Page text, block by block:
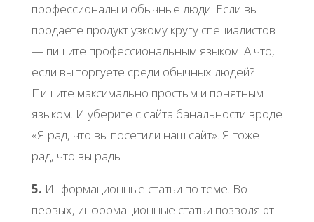
профессионалы и обычные люди. Если вы
продаете продукт узкому кругу специалистов
— пишите профессиональным языком. А что,
если вы торгуете среди обычных людей?
Пишите максимально простым и понятным
языком. И уберите с сайта банальности вроде
«Я рад, что вы посетили наш сайт». Я тоже
рад, что вы рады.
5. Информационные статьи по теме. Во-
первых, информационные статьи позволяют